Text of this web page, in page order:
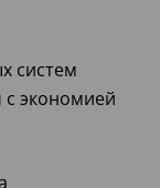
систем
экономией